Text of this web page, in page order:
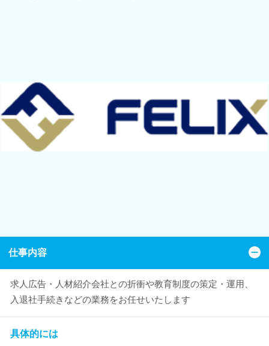
仕事内容
求人広告・人材紹介会社との折衝や教育制度の策定・運用、
入退社手続きなどの業務をお任せいたします
具体的には